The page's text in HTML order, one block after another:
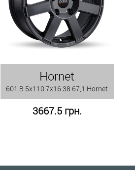
Hornet
601 B 5x110 7x16 38 67,1 Hornet
3667.5 грн.